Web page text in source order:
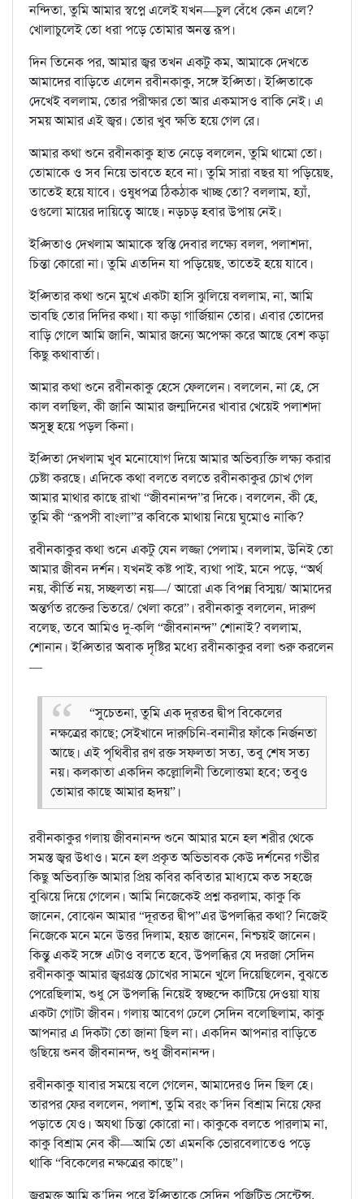
নন্দিতা, তুমি আমার স্বপ্নে এলেই যখন—চুল বেঁধে কেন এলে?
খোলাচুলেই তো ধরা পড়ে তোমার অনন্ত রূপ।
দিন তিনেক পর, আমার জ্বর তখন একটু কম, আমাকে দেখতে
আমাদের বাড়িতে এলেন রবীনকাকু, সঙ্গে ইপ্সিতা। ইপ্সিতাকে
দেখেই বললাম, তোর পরীক্ষার তো আর একমাসও বাকি নেই। এ
সময় আমার এই জ্বর। তোর খুব ক্ষতি হয়ে গেল রে।
আমার কথা শুনে রবীনকাকু হাত নেড়ে বললেন, তুমি থামো তো।
তোমাকে ও সব নিয়ে ভাবতে হবে না। তুমি সারা বছর যা পড়িয়েছ,
তাতেই হয়ে যাবে। ওষুধপত্র ঠিকঠাক খাচ্ছ তো? বললাম, হ্যাঁ,
ওগুলো মায়ের দায়িত্বে আছে। নড়চড় হবার উপায় নেই।
ইপ্সিতাও দেখলাম আমাকে স্বস্তি দেবার লক্ষ্যে বলল, পলাশদা,
চিন্তা কোরো না। তুমি এতদিন যা পড়িয়েছ, তাতেই হয়ে যাবে।
ইপ্সিতার কথা শুনে মুখে একটা হাসি ঝুলিয়ে বললাম, না, আমি
ভাবছি তোর দিদির কথা। যা কড়া গার্জিয়ান তোর। এবার তোদের
বাড়ি গেলে আমি জানি, আমার জন্যে অপেক্ষা করে আছে বেশ কড়া
কিছু কথাবার্তা।
আমার কথা শুনে রবীনকাকু হেসে ফেললেন। বললেন, না হে, সে
কাল বলছিল, কী জানি আমার জন্মদিনের খাবার খেয়েই পলাশদা
অসুস্থ হয়ে পড়ল কিনা।
ইপ্সিতা দেখলাম খুব মনোযোগ দিয়ে আমার অভিব্যক্তি লক্ষ্য করার
চেষ্টা করছে। এদিকে কথা বলতে বলতে রবীনকাকুর চোখ গেল
আমার মাথার কাছে রাখা “জীবনানন্দ”র দিকে। বললেন, কী হে,
তুমি কী “রূপসী বাংলা”র কবিকে মাথায় নিয়ে ঘুমোও নাকি?
রবীনকাকুর কথা শুনে একটু যেন লজ্জা পেলাম। বললাম, উনিই তো
আমার জীবন দর্শন। যখনই কষ্ট পাই, ব্যথা পাই, মনে পড়ে, “অর্থ
নয়, কীর্তি নয়, সচ্ছলতা নয়—/ আরো এক বিপন্ন বিস্ময়/ আমাদের
অন্তর্গত রক্তের ভিতরে/ খেলা করে”। রবীনকাকু বললেন, দারুণ
বলেছ, তবে আমিও দু-কলি “জীবনানন্দ” শোনাই? বললাম,
শোনান। ইপ্সিতার অবাক দৃষ্টির মধ্যে রবীনকাকুর বলা শুরু করলেন
—
“সুচেতনা, তুমি এক দূরতর দ্বীপ বিকেলের
নক্ষত্রের কাছে; সেইখানে দারুচিনি-বনানীর ফাঁকে নির্জনতা
আছে। এই পৃথিবীর রণ রক্ত সফলতা সত্য, তবু শেষ সত্য
নয়। কলকাতা একদিন কল্লোলিনী তিলোত্তমা হবে; তবুও
তোমার কাছে আমার হৃদয়”।
রবীনকাকুর গলায় জীবনানন্দ শুনে আমার মনে হল শরীর থেকে
সমস্ত জ্বর উধাও। মনে হল প্রকৃত অভিভাবক কেউ দর্শনের গভীর
কিছু অভিব্যক্তি আমার প্রিয় কবির কবিতার মাধ্যমে কত সহজে
বুঝিয়ে দিয়ে গেলেন। আমি নিজেকেই প্রশ্ন করলাম, কাকু কি
জানেন, বোঝেন আমার “দূরতর দ্বীপ”এর উপলব্ধির কথা? নিজেই
নিজেকে মনে মনে উত্তর দিলাম, হয়ত জানেন, নিশ্চয়ই জানেন।
কিন্তু একই সঙ্গে এটাও বলতে হবে, উপলব্ধির যে দরজা সেদিন
রবীনকাকু আমার জ্বরগ্রস্ত চোখের সামনে খুলে দিয়েছিলেন, বুঝতে
পেরেছিলাম, শুধু সে উপলব্ধি নিয়েই স্বচ্ছন্দে কাটিয়ে দেওয়া যায়
একটা গোটা জীবন। গলায় আবেগ ঢেলে সেদিন বলেছিলাম, কাকু
আপনার এ দিকটা তো জানা ছিল না। একদিন আপনার বাড়িতে
গুছিয়ে শুনব জীবনানন্দ, শুধু জীবনানন্দ।
রবীনকাকু যাবার সময়ে বলে গেলেন, আমাদেরও দিন ছিল হে।
তারপর ফের বললেন, পলাশ, তুমি বরং ক’দিন বিশ্রাম নিয়ে ফের
পড়াতে যেও। অযথা চিন্তা কোরো না। কাকুকে বলতে পারলাম না,
কাকু বিশ্রাম নেব কী—আমি তো এমনকি ভোরবেলাতেও পড়ে
থাকি “বিকেলের নক্ষত্রের কাছে”।
জ্বরমুক্ত আমি ক’দিন পরে ইপ্সিতাকে সেদিন পজিটিভ সেন্টেন্স,